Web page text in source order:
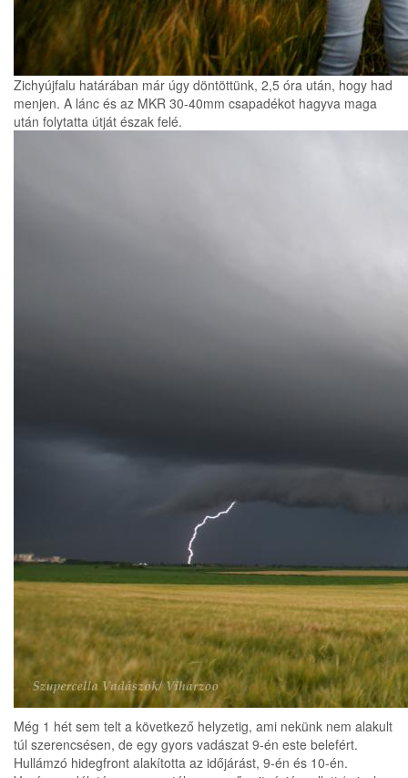
Zichyújfalu határában már úgy döntöttünk, 2,5 óra után, hogy had
menjen. A lánc és az MKR 30-40mm csapadékot hagyva maga
után folytatta útját észak felé.
Még 1 hét sem telt a következő helyzetig, ami nekünk nem alakult
túl szerencsésen, de egy gyors vadászat 9-én este belefért.
Hullámzó hidegfront alakította az időjárást, 9-én és 10-én.